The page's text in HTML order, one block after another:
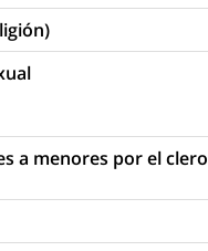
a menores por el clero